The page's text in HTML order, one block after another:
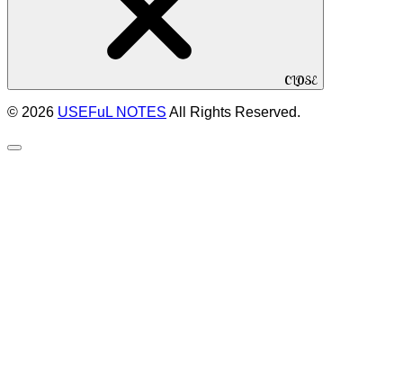
CLOSE
© 2026 USEFuL NOTES All Rights Reserved.